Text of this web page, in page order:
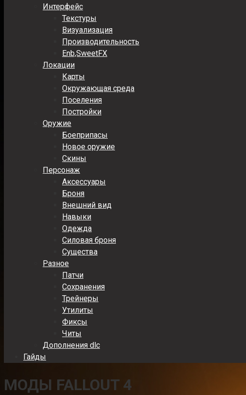
Интерфейс
Текстуры
Визуализация
Производительность
Enb,SweetFX
Локации
Карты
Окружающая среда
Поселения
Постройки
Оружие
Боеприпасы
Новое оружие
Скины
Персонаж
Аксессуары
Броня
Внешний вид
Навыки
Одежда
Силовая броня
Существа
Разное
Патчи
Сохранения
Трейнеры
Утилиты
Фиксы
Читы
Дополнения dlc
Гайды
МОДЫ FALLOUT 4